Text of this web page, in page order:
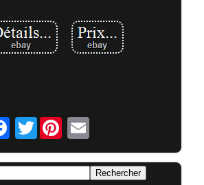
Twitter